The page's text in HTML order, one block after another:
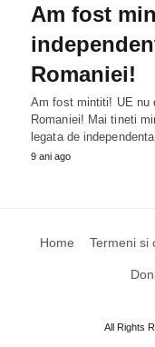
Am fost
Romaniei!
Am fost mintiti! UE nu
Romaniei! Mai tineti
legata de
9 ani ago
Home Termeni si
All Rights